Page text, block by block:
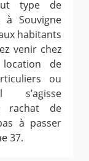
type de
Souvigne
habitants
venir chez
location de
ou
s’agisse
rachat de
à passer
37.